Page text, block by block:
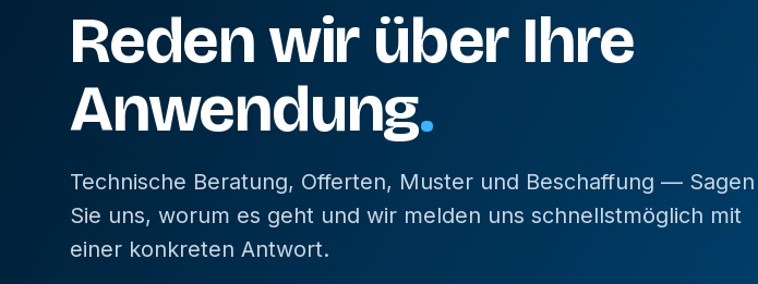
Reden wir über Ihre
Anwendung.
Technische Beratung, Offerten, Muster und Beschaffung — Sagen
Sie uns, worum es geht und wir melden uns schnellstmöglich mit
einer konkreten Antwort.